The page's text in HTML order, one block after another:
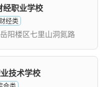
经职业学校
财经类
阳楼区七里山洞氮路
技术学校